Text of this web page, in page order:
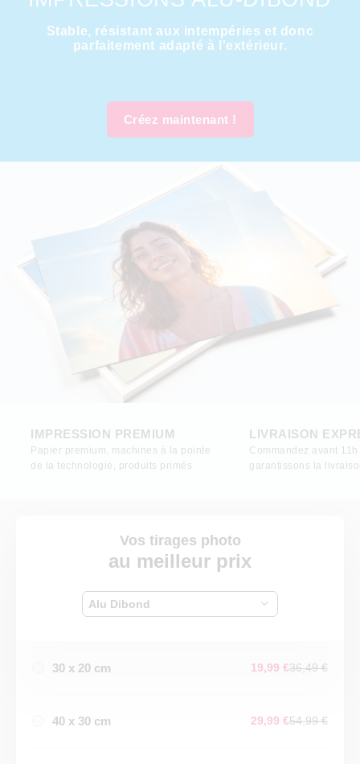
Stable, résistant aux intempéries et donc
parfaitement adapté à l'extérieur.
Créez maintenant !
IMPRESSION PREMIUM
Papier premium, machines à la pointe
de la technologie, produits primés
LIVRAISON
Commandez avant
garantissons la
Vos tirages photo
au meilleur prix
Alu Dibond
30 x 20 cm 19,99 €36,49 €
40 x 30 cm 29,99 €54,99 €